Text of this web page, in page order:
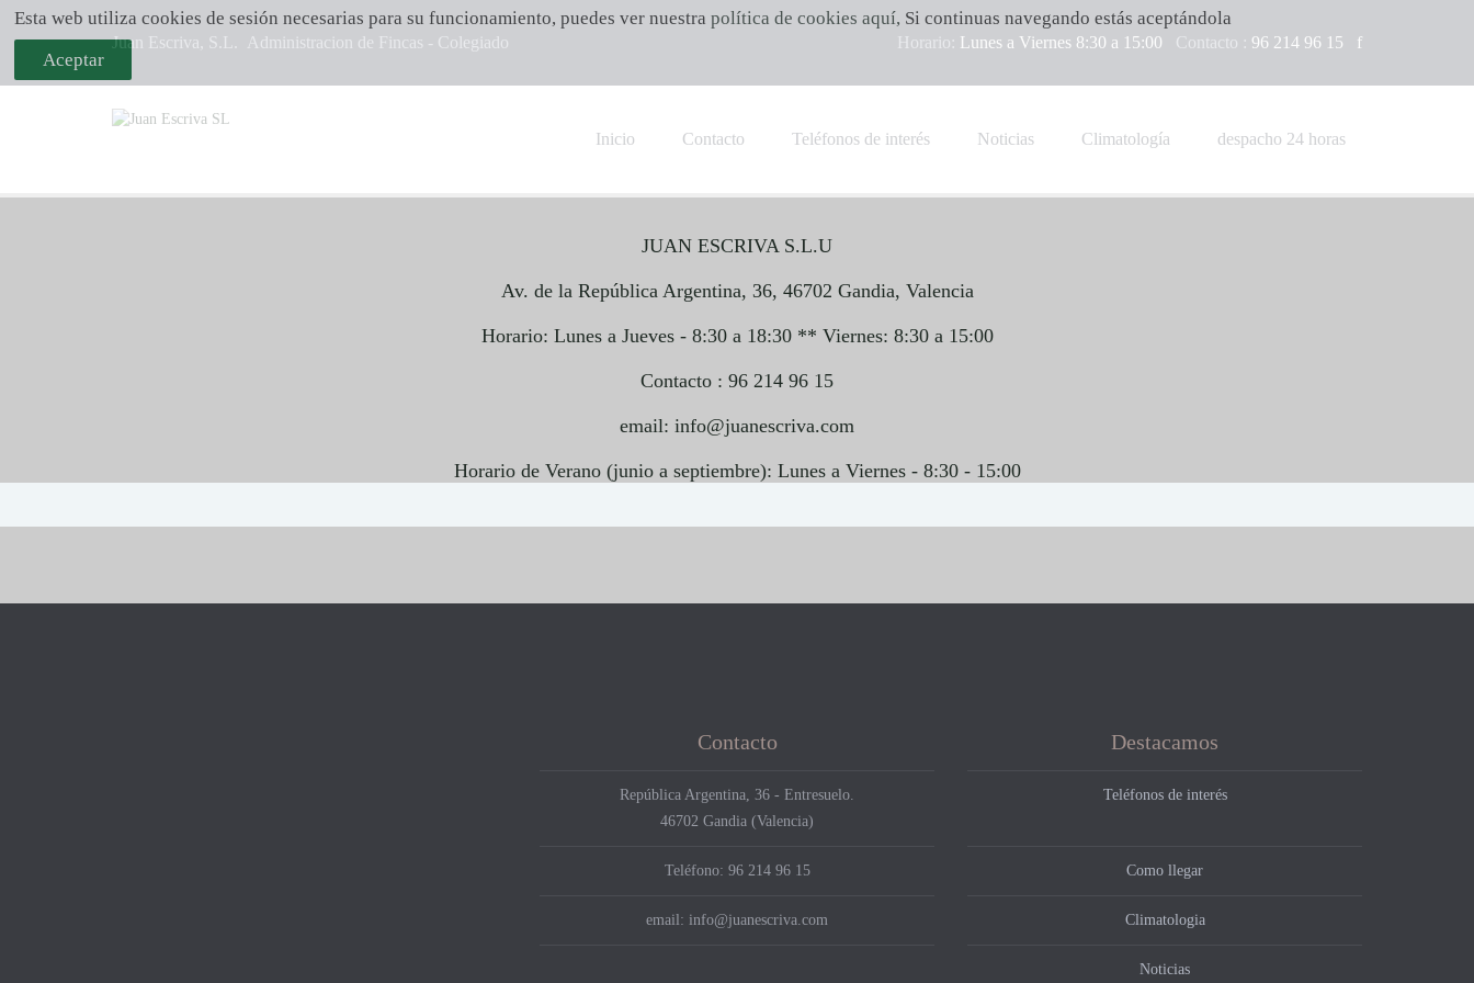
Esta web utiliza cookies de sesión necesarias para su funcionamiento, puedes ver nuestrapolítica de cookies aquí, Si continuas navegando estás aceptándola
Aceptar
Juan Escriva, S.L. Administracion de Fincas - Colegiado Horario: Lunes a Viernes 8:30 a 15:00 Contacto : 96 214 96 15 f
Inicio Contacto Teléfonos de interés Noticias Climatología despacho 24 horas
JUAN ESCRIVA S.L.U
Av. de la República Argentina, 36, 46702 Gandia, Valencia
Horario: Lunes a Jueves - 8:30 a 18:30 ** Viernes: 8:30 a 15:00
Contacto : 96 214 96 15
email: info@juanescriva.com
Horario de Verano (junio a septiembre): Lunes a Viernes - 8:30 - 15:00
Contacto
República Argentina, 36 - Entresuelo.
46702 Gandia (Valencia)
Teléfono: 96 214 96 15
email: info@juanescriva.com
Destacamos
Teléfonos de interés
Como llegar
Climatologia
Noticias